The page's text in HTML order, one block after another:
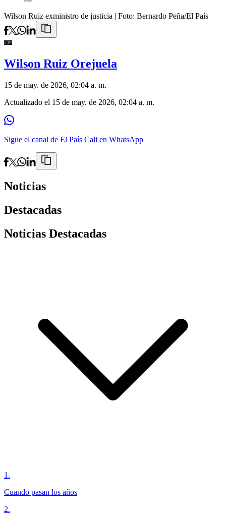
Wilson Ruiz exministro de justicia | Foto: Bernardo Peña/El País
Wilson Ruiz Orejuela
15 de may. de 2026, 02:04 a. m.
Actualizado el 15 de may. de 2026, 02:04 a. m.
Sigue el canal de El País Cali en WhatsApp
Noticias
Destacadas
Noticias Destacadas
1 .
Cuando pasan los años
2.